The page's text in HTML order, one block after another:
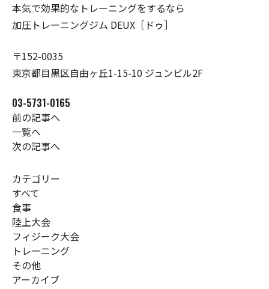
本気で効果的なトレーニングをするなら
加圧トレーニングジム DEUX［ドゥ］
〒152-0035
東京都目黒区自由ヶ丘1-15-10 ジュンビル2F
03-5731-0165
前の記事へ
一覧へ
次の記事へ
カテゴリー
すべて
食事
陸上大会
フィジーク大会
トレーニング
その他
アーカイブ